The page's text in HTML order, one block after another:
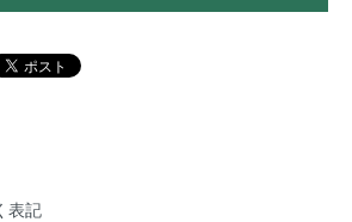
表記